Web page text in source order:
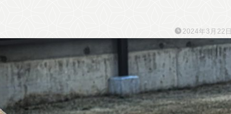
2024年3月22日